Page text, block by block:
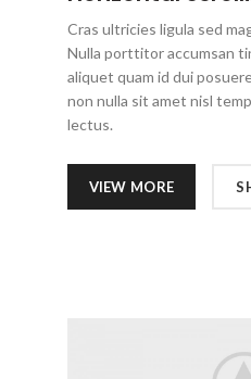
Cras ultricies ligula sed
Nulla porttitor accumsan
aliquet quam id dui
non nulla sit amet nisl
lectus.
VIEW MORE